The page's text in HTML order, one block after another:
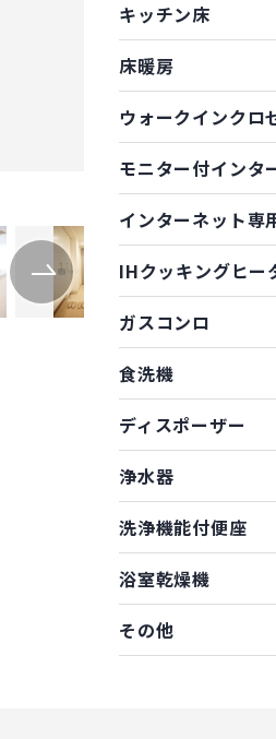
キッチン床
床暖房
ウォークインクロ
モニター付インタ
インターネット専
IHクッキングヒー
ガスコンロ
食洗機
ディスポーザー
浄水器
洗浄機能付便座
浴室乾燥機
その他